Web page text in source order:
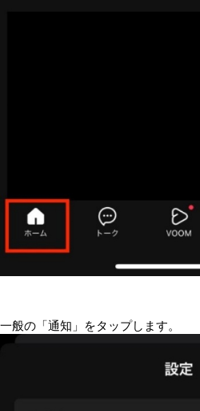
一般の「通知」をタップします。